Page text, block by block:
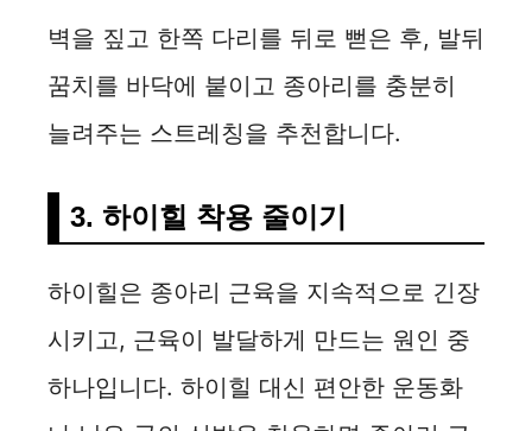
벽을 짚고 한쪽 다리를 뒤로 뻗은 후, 발뒤
꿈치를 바닥에 붙이고 종아리를 충분히
늘려주는 스트레칭을 추천합니다.
3. 하이힐 착용 줄이기
하이힐은 종아리 근육을 지속적으로 긴장
시키고, 근육이 발달하게 만드는 원인 중
하나입니다. 하이힐 대신 편안한 운동화